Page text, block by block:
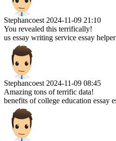
Stephancoest 2024-11-09 21:10
You revealed this terrifically!
us essay writing service essay
Stephancoest 2024-11-09 08:45
Amazing tons of terrific data!
benefits of college education essay